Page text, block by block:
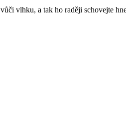
vlhku, a tak ho raději schovejte